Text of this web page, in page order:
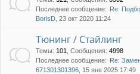
Последнее сообщение: Re:
BorisD , 23 окт 2020 11:24
Тюнинг / Стайлинг
Темы: 101 Сообщения: 4998
Последнее сообщение: Re:
671301301396 , 15 янв 2025 17:49